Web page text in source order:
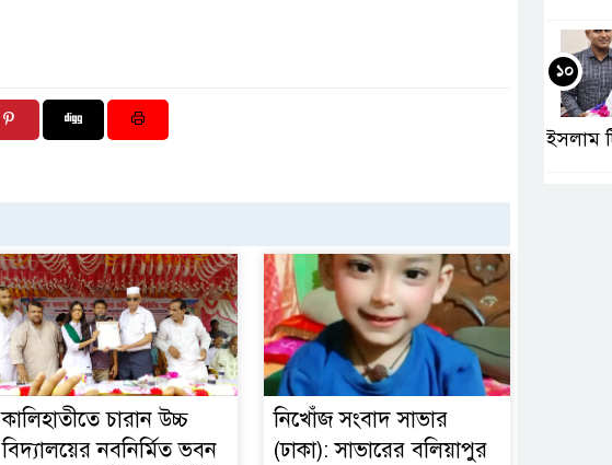
কালিহাতীতে চারান উচ্চ
বিদ্যালয়ের নবনির্মিত ভবন
নিখোঁজ সংবাদ সাভার
(ঢাকা): সাভারের বলিয়াপুর
ইসলাম
১০